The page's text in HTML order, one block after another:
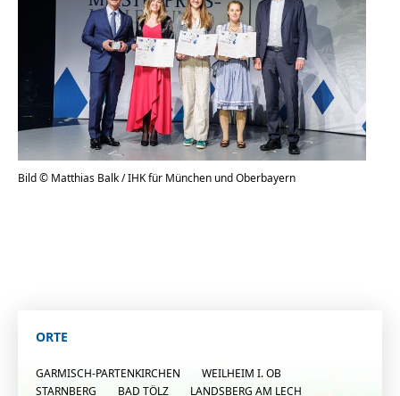
Bild © Matthias Balk / IHK für München und Oberbayern
ORTE
GARMISCH-PARTENKIRCHEN
WEILHEIM I. OB
STARNBERG
BAD TÖLZ LANDSBERG AM LECH